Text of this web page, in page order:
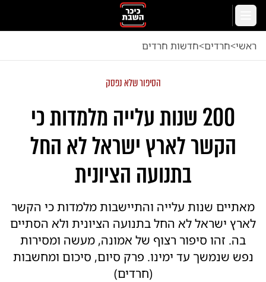
דלג לתוכן הראשי
ראשי<חרדים<חדשות חרדים
הסיפור שלא נפסק
200 שנות עלייה מלמדות כי
הקשר לארץ ישראל לא החל
בתנועה הציונית
מאתיים שנות עלייה והתיישבות מלמדות כי הקשר
לארץ ישראל לא החל בתנועה הציונית ולא הסתיים
בה. זהו סיפור רצוף של אמונה, מעשה ומסירות
נפש שנמשך עד ימינו. פרק סיום, סיכום ומחשבות
(חרדים)